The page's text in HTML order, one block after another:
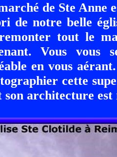
de Ste Anne
de notre belle
tout le
Vous vous
en vous
cette
son architecture est